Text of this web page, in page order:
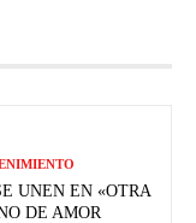
UNEN EN «OTRA
DE AMOR